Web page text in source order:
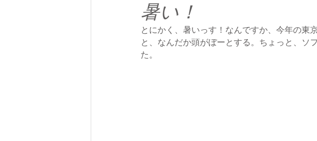
暑い！
とにかく、暑いっす！なんですか、今年の東
と、なんだか頭がぼーとする。ちょっと、ソ
た。